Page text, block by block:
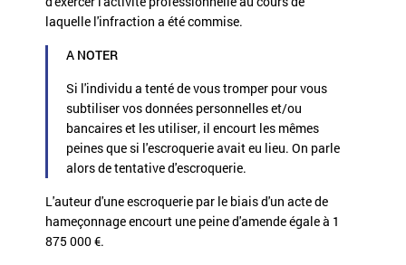
laquelle l'infraction a été commise.
A NOTER
Si l'individu a tenté de vous tromper pour vous
subtiliser vos données personnelles et/ou
bancaires et les utiliser, il encourt les mêmes
peines que si l'escroquerie avait eu lieu. On parle
alors detentative d'escroquerie.
L'auteur d'une escroquerie par le biais d'un acte de
hameçonnage encourt une peine d'amende égale à 1
875 000 €.